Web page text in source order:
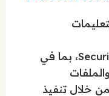
إدارة مصادر Security Copilot، بما في
دمج Security Copilot من خلال تنفيذ